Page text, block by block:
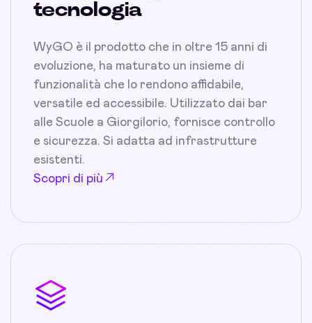
tecnologia
WyGO è il prodotto che in oltre 15 anni di
evoluzione, ha maturato un insieme di
funzionalità che lo rendono affidabile,
versatile ed accessibile. Utilizzato dai bar
alle Scuole a Giorgilorio, fornisce controllo
e sicurezza. Si adatta ad infrastrutture
esistenti.
Scopri di più